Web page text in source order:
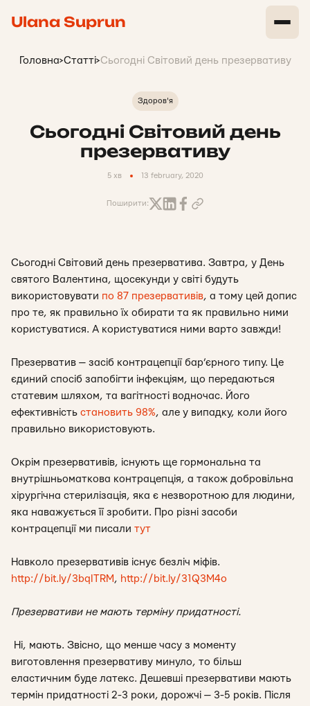
Ulana Suprun
Головна>Статті>Сьогодні Світовий день презервативу
Здоров'я
Сьогодні Світовий день
презервативу
5 хв 13 february, 2020
Поширити:
Сьогодні Світовий день презерватива. Завтра, у День
святого Валентина, щосекунди у світі будуть
використовувати по 87 презервативів, а тому цей допис
про те, як правильно їх обирати та як правильно ними
користуватися. А користуватися ними варто завжди!
Презерватив — засіб контрацепції бар’єрного типу. Це
єдиний спосіб запобігти інфекціям, що передаються
статевим шляхом, та вагітності водночас. Його
ефективність становить 98%, але у випадку, коли його
правильно використовують.
Окрім презервативів, існують ще гормональна та
внутрішньоматкова контрацепція, а також добровільна
хірургічна стерилізація, яка є незворотною для людини,
яка наважується її зробити. Про різні засоби
контрацепції ми писали тут
Навколо презервативів існує безліч міфів.
http://bit.ly/3bqITRM , http://bit.ly/31Q3M4o
Презервативи не мають терміну придатності.
Ні, мають. Звісно, що менше часу з моменту
виготовлення презервативу минуло, то більш
еластичним буде латекс. Дешевші презервативи мають
термін придатності 2-3 роки, дорожчі — 3-5 років. Після